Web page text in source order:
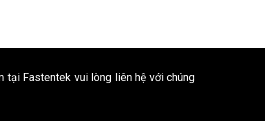
tại Fastentek vui lòng liên hệ với chúng